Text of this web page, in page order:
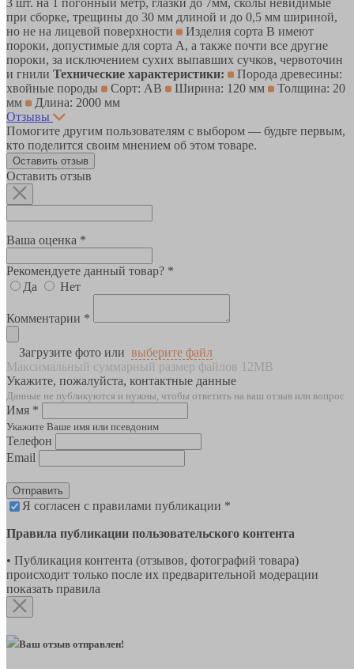
при сборке, трещины до 30 мм длиной и до 0,5 мм шириной,
но не на лицевой поверхности
Изделия сорта В имеют
пороки, допустимые для сорта А, а также почти все другие
пороки, за исключением сухих выпавших сучков, червоточин
и гнили Технические характеристики:
Порода древесины:
хвойные породы
Сорт: АВ Ширина: 120 мм
Толщина: 20
мм
Длина: 2000 мм
Отзывы
Помогите другим пользователям с выбором — будьте первым,
кто поделится своим мнением об этом товаре.
Оставить отзыв
Оставить отзыв
Ваша оценка *
Рекомендуете данный товар? *
Да
Нет
Комментарии *
Загрузите фото или выберите файл
Максимальный суммарный размер файлов 12MB
Укажите, пожалуйста, контактные данные
Данные не публикуются и нужны, чтобы ответить на ваш отзыв или вопрос
Имя *
Укажите Ваше имя или псевдоним
Телефон
Email
Отправить
Я согласен с правилами публикации *
Правила публикации пользовательского контента
• Публикация контента (отзывов, фотографий товара)
происходит только после их предварительной модерации
показать правила
Ваш отзыв отправлен!